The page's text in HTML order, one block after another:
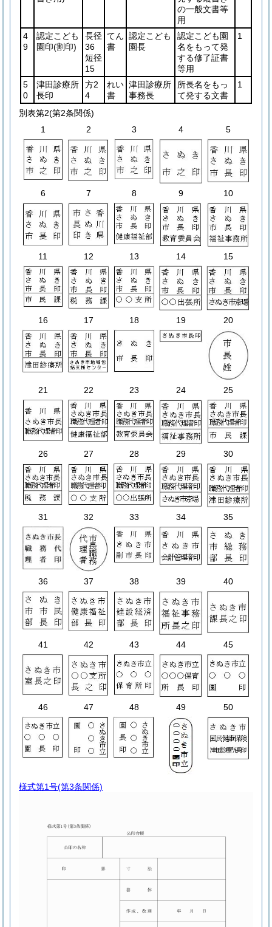
の一般文書等
用
4
9
認定こども
園印(割印)
長径
36
短径
15
てん
書
認定こども
園長
認定こども園
名をもって発
する修了証書
等用
1
5
0
津田診療所
長印
方2
4
れい
書
津田診療所
事務長
所長名をもっ
て発する文書
1
別表第2(第2条関係)
1
2 3 4 5
6 7 8 9 10
11 12 13 14 15
16 17 18 19 20
21 22 23 24 25
26 27 28 29 30
31 32 33 34 35
36 37 38 39 40
41 42 43 44 45
46 47 48 49 50
様式第1号(第3条関係)